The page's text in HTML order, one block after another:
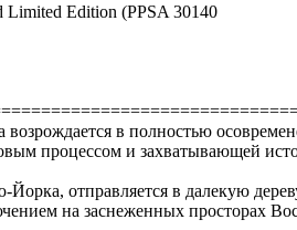
Limited Edition (PPSA 30140
возрождается в полностью
процессом и захватывающей
Йорка, отправляется в далекую
на заснеженных просторах